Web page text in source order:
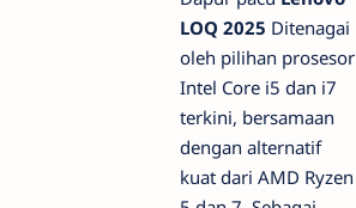
LOQ 2025 Ditenagai
oleh pilihan prosesor
Intel Core i5 dan i7
terkini, bersamaan
dengan alternatif
kuat dari AMD Ryzen